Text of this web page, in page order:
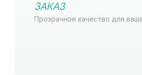
ЗАКАЗ
Прозрачное качество для